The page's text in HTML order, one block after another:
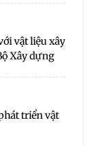
vật liệu xây
Xây dựng
triển vật